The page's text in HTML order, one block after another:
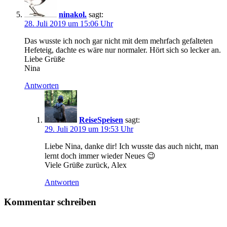
ninakol. sagt:
28. Juli 2019 um 15:06 Uhr
Das wusste ich noch gar nicht mit dem mehrfach gefalteten
Hefeteig, dachte es wäre nur normaler. Hört sich so lecker an.
Liebe Grüße
Nina
Antworten
ReiseSpeisen sagt:
29. Juli 2019 um 19:53 Uhr
Liebe Nina, danke dir! Ich wusste das auch nicht, man
lernt doch immer wieder Neues 😉
Viele Grüße zurück, Alex
Antworten
Kommentar schreiben